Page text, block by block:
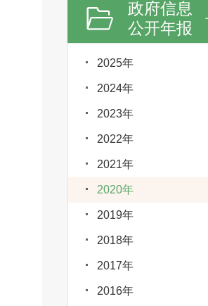
政府信息
公开年报
2025年
2024年
2023年
2022年
2021年
2020年
2019年
2018年
2017年
2016年